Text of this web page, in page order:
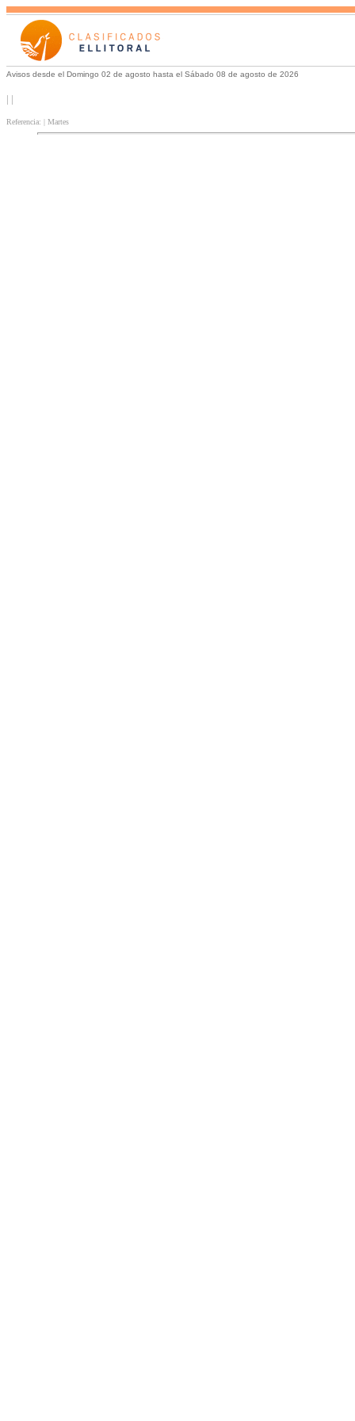
Avisos desde el Domingo 02 de agosto hasta el Sábado 08 de agosto de 2026
| |
Referencia: | Martes